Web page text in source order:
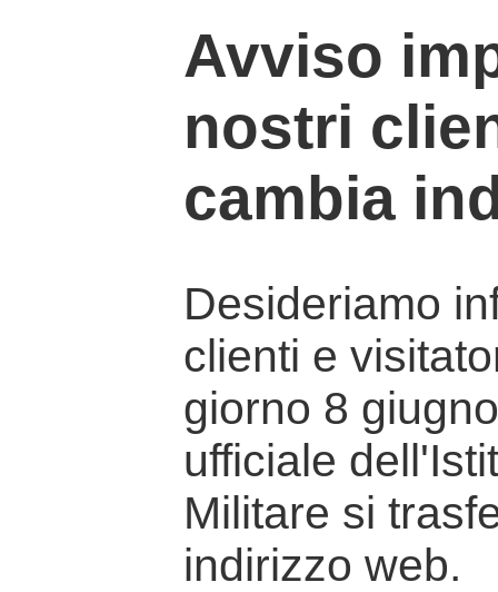
Avviso
nostri
cambia
Desideriamo
clienti e
giorno 8
ufficiale
Militare si
indirizzo web.